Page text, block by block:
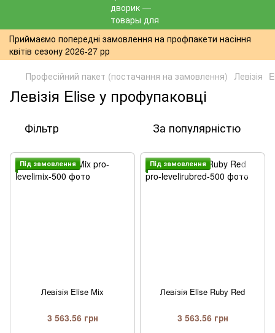
Приймаємо попередні замовлення на профпакети насіння
квітів сезону 2026-27 рр
Професійний пакет (постачання на замовлення) Левізія
Левізія Elise у профупаковці
Фільтр За популярністю
Пiд замовлення
Левізія Elise Mix
3 563.56 грн
Пiд замовлення
Левізія Elise Ruby Red
3 563.56 грн